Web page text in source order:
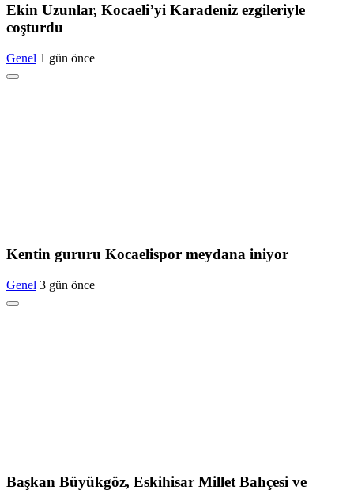
Ekin Uzunlar, Kocaeli’yi Karadeniz ezgileriyle
coşturdu
Genel 1 gün önce
Kentin gururu Kocaelispor meydana iniyor
Genel 3 gün önce
Başkan Büyükgöz, Eskihisar Millet Bahçesi ve